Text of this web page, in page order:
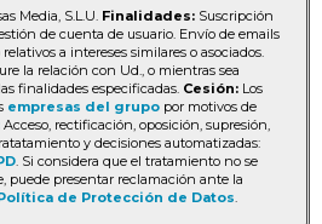
Media, S.L.U. Finalidades: Suscripción
de cuenta de usuario. Envío de emails
a intereses similares o asociados.
la relación con Ud., o mientras sea
finalidades especificadas. Cesión: Los
empresas del grupo por motivos de
Acceso, rectificación, oposición, supresión,
y decisiones automatizadas:
. Si considera que el tratamiento no se
puede presentar reclamación ante la
de Protección de Datos